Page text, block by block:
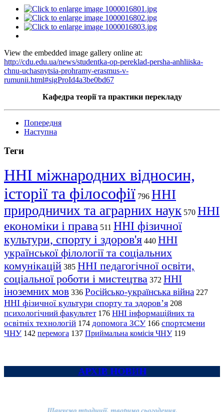
View the embedded image gallery online at:
http://cdu.edu.ua/news/studentka-op-pereklad-persha-anhliiska-
chnu-uchasnytsia-prohramy-erasmus-v-
rumunii.html#sigProId4a3be0bd67
Кафедра теорії та практики перекладу
Попередня
Наступна
Теги
ННІ міжнародних відносин,
історії та філософії 796 ННІ
природничих та аграрних наук 570 ННІ
економіки і права 511 ННІ фізичної
культури, спорту і здоров'я 440 ННІ
української філології та соціальних
комунікацій 385 ННІ педагогічної освіти,
соціальної роботи і мистецтва 372 ННІ
іноземних мов 336 Російсько-українська війна 227
ННІ фізичної культури спорту та здоров’я 208
психологічний факультет 176 ННІ інформаційних та
освітніх технологій 174 допомога ЗСУ 166 спортсмени
ЧНУ 142 перемога 137 Приймальна комісія ЧНУ 119
АРХІВ НОВИН